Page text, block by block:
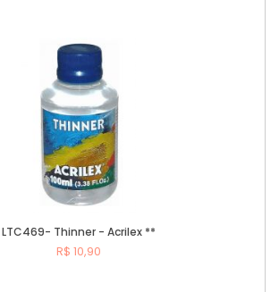
LTC469- Thinner - Acrilex **
R$ 10,90